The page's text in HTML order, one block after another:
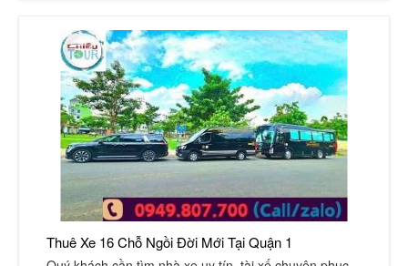
Thuê Xe 16 Chỗ Ngồi Đời Mới Tại Quận 1